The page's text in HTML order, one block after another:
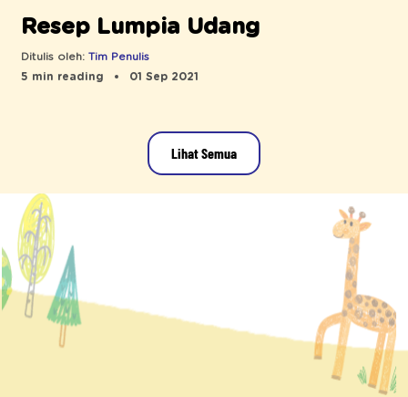
Resep Lumpia Udang
Ditulis oleh: Tim Penulis
5 min reading
01 Sep 2021
Lihat Semua